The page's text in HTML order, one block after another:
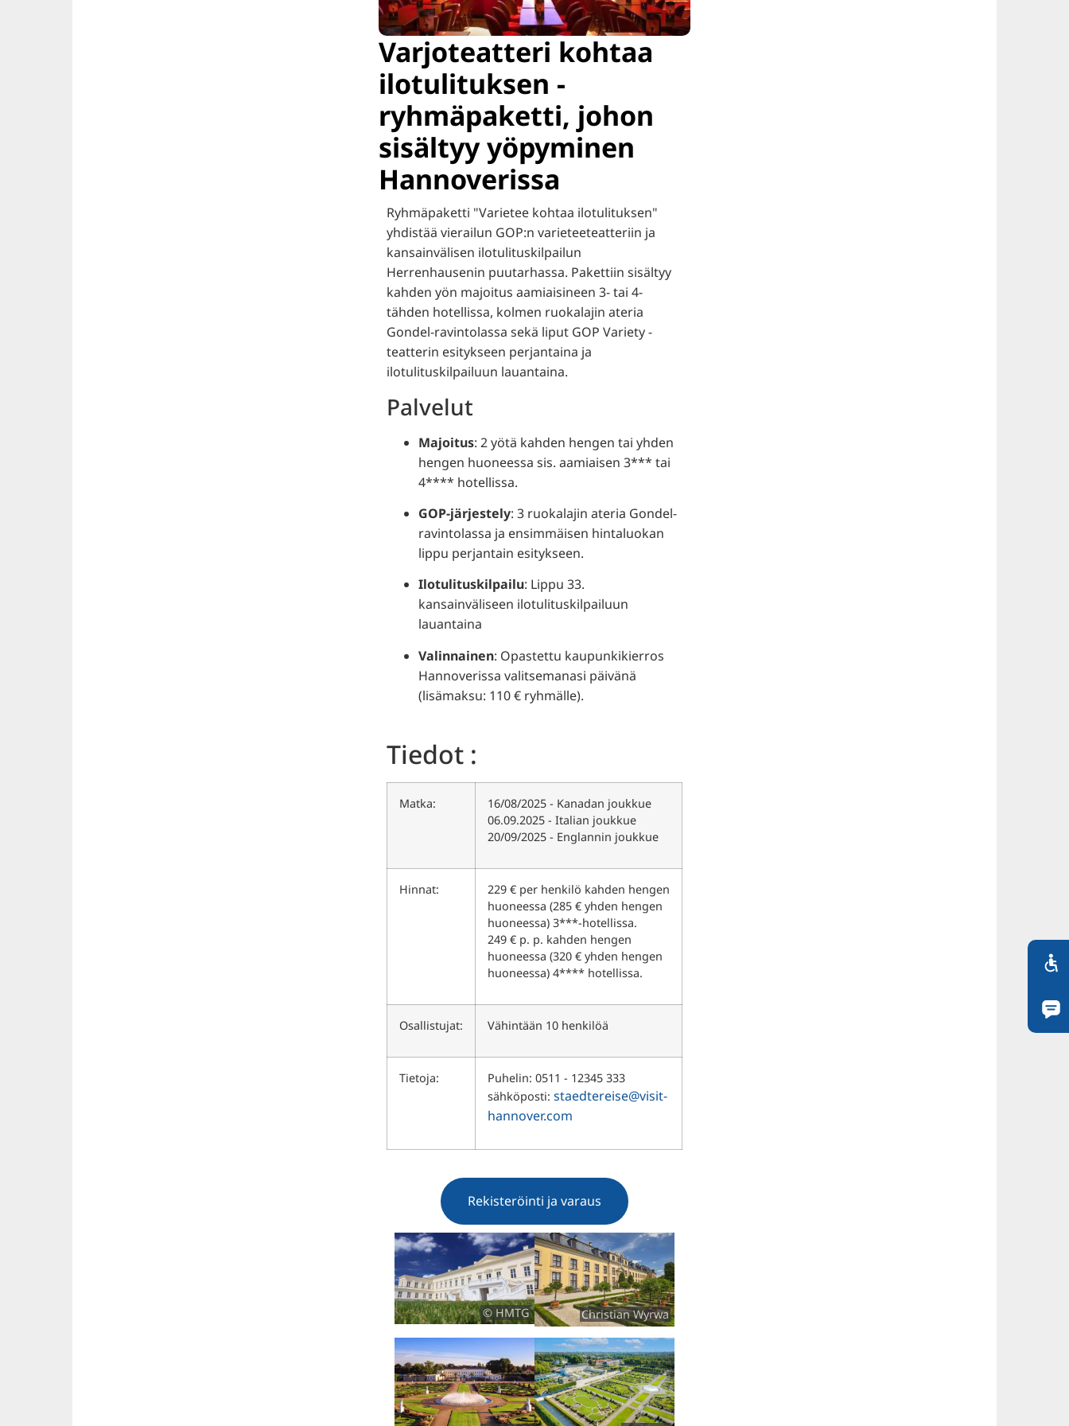
Varjoteatteri kohtaa
ilotulituksen -
ryhmäpaketti, johon
sisältyy yöpyminen
Hannoverissa
Ryhmäpaketti "Varietee kohtaa ilotulituksen"
yhdistää vierailun GOP:n varieteeteatteriin ja
kansainvälisen ilotulituskilpailun
Herrenhausenin puutarhassa. Pakettiin sisältyy
kahden yön majoitus aamiaisineen 3- tai 4-
tähden hotellissa, kolmen ruokalajin ateria
Gondel-ravintolassa sekä liput GOP Variety -
teatterin esitykseen perjantaina ja
ilotulituskilpailuun lauantaina.
Palvelut
Majoitus: 2 yötä kahden hengen tai yhden
hengen huoneessa sis. aamiaisen 3*** tai
4**** hotellissa.
GOP-järjestely: 3 ruokalajin ateria Gondel-
ravintolassa ja ensimmäisen hintaluokan
lippu perjantain esitykseen.
Ilotulituskilpailu: Lippu 33.
kansainväliseen ilotulituskilpailuun
lauantaina
Valinnainen: Opastettu kaupunkikierros
Hannoverissa valitsemanasi päivänä
(lisämaksu: 110 € ryhmälle).
Tiedot :
Matka:
16/08/2025 - Kanadan joukkue
06.09.2025 - Italian joukkue
20/09/2025 - Englannin joukkue
Hinnat:
229 € per henkilö kahden hengen
huoneessa (285 € yhden hengen
huoneessa) 3***-hotellissa.
249 € p. p. kahden hengen
huoneessa (320 € yhden hengen
huoneessa) 4**** hotellissa.
Osallistujat: Vähintään 10 henkilöä
Tietoja:
Puhelin: 0511 - 12345 333
sähköposti: staedtereise@visit-
hannover.com
Rekisteröinti ja varaus
© HMTG Christian Wyrwa